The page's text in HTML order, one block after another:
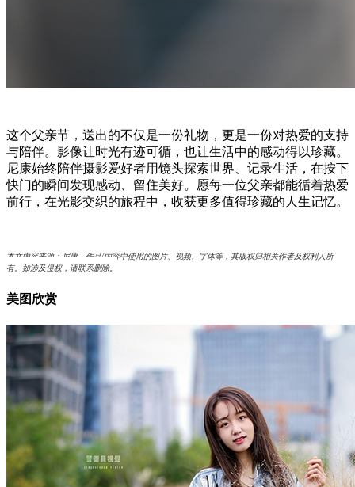
这个父亲节，送出的不仅是一份礼物，更是一份对热爱的支持
与陪伴。影像让时光有迹可循，也让生活中的感动得以珍藏。
尼康始终陪伴摄影爱好者用镜头探索世界、记录生活，在按下
快门的瞬间发现感动、留住美好。愿每一位父亲都能循着热爱
前行，在光影交织的旅程中，收获更多值得珍藏的人生记忆。
本文内容来源：尼康，作品/内容中使用的图片、视频、字体等，其版权归相关作者及权利人所
有。如涉及侵权，请联系删除。
美图欣赏